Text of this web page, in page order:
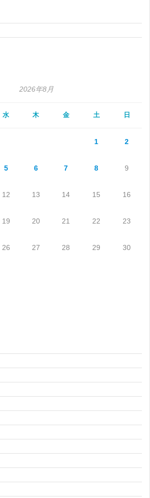
2026年8月
水 木 金 土 日
1 2
5 6 7 8 9
12 13 14 15 16
19 20 21 22 23
26 27 28 29 30